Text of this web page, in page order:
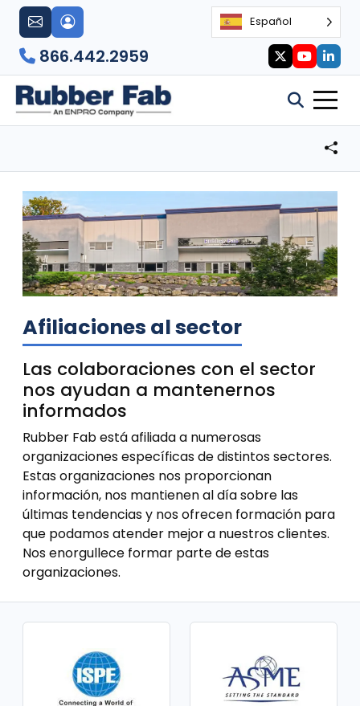
Español
866.442.2959
Afiliaciones al sector
Las colaboraciones con el sector
nos ayudan a mantenernos
informados
Rubber Fab está afiliada a numerosas
organizaciones específicas de distintos sectores.
Estas organizaciones nos proporcionan
información, nos mantienen al día sobre las
últimas tendencias y nos ofrecen formación para
que podamos atender mejor a nuestros clientes.
Nos enorgullece formar parte de estas
organizaciones.